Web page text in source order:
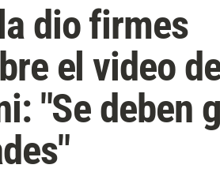
dio firmes
el video
"Se deben